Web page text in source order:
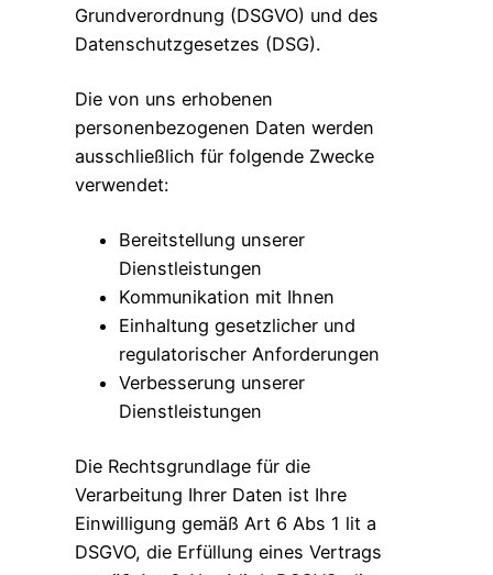
Grundverordnung (DSGVO) und des
Datenschutzgesetzes (DSG).
Die von uns erhobenen
personenbezogenen Daten werden
ausschließlich für folgende Zwecke
verwendet:
Bereitstellung unserer
Dienstleistungen
Kommunikation mit Ihnen
Einhaltung gesetzlicher und
regulatorischer Anforderungen
Verbesserung unserer
Dienstleistungen
Die Rechtsgrundlage für die
Verarbeitung Ihrer Daten ist Ihre
Einwilligung gemäß Art 6 Abs 1 lit a
DSGVO, die Erfüllung eines Vertrags